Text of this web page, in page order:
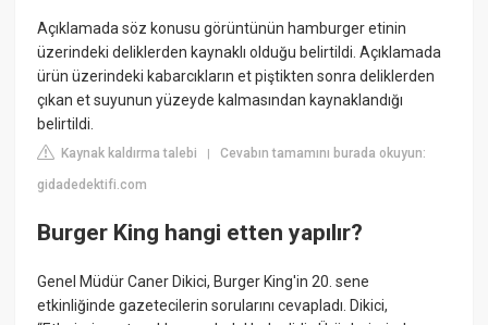
Açıklamada söz konusu görüntünün hamburger etinin
üzerindeki deliklerden kaynaklı olduğu belirtildi. Açıklamada
ürün üzerindeki kabarcıkların et piştikten sonra deliklerden
çıkan et suyunun yüzeyde kalmasından kaynaklandığı
belirtildi.
Kaynak kaldırma talebi |Cevabın tamamını burada okuyun:
gidadedektifi.com
Burger King hangi etten yapılır?
Genel Müdür Caner Dikici, Burger King'in 20. sene
etkinliğinde gazetecilerin sorularını cevapladı. Dikici,